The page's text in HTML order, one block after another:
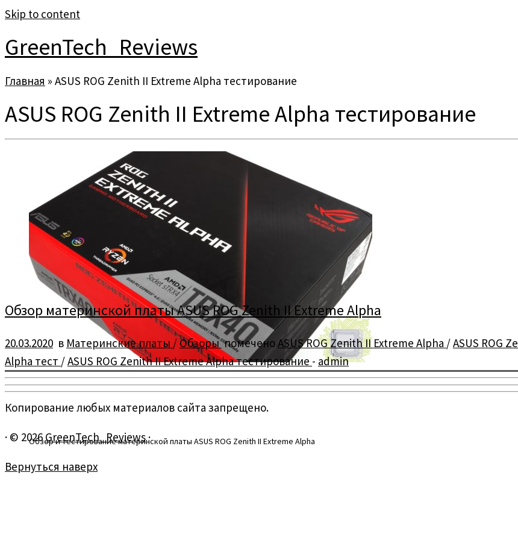
Skip to content
GreenTech_Reviews
Главная » ASUS ROG Zenith II Extreme Alpha тестирование
ASUS ROG Zenith II Extreme Alpha тестирование
Обзор и тестирование материнской платы ASUS ROG Zenith II Extreme Alpha
Обзор материнской платы ASUS ROG Zenith II Extreme Alpha
20.03.2020 в Материнские платы /ОбзорыпомеченоASUS ROG Zenith II Extreme Alpha /ASUS ROG
Alpha тест /ASUS ROG Zenith II Extreme Alpha тестирование - admin
Копирование любых материалов сайта запрещено.
· © 2026GreenTech_Reviews·
Вернуться наверх